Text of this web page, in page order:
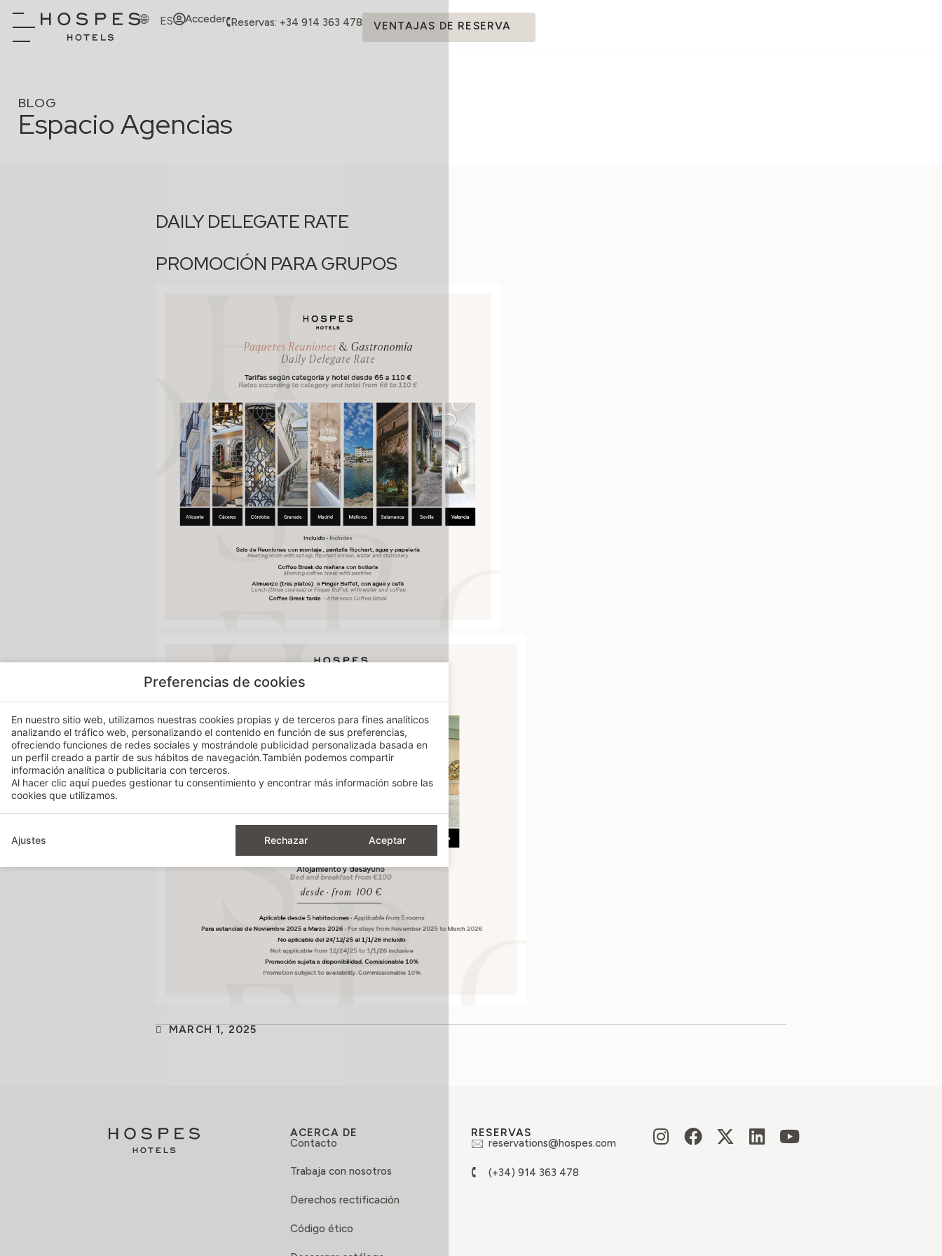
ES Acceder Reservas: +34 914 363 478 VENTAJAS DE RESERVA
BLOG
Espacio Agencias
DAILY DELEGATE RATE
PROMOCIÓN PARA GRUPOS
MARCH 1, 2025
ACERCA DE
Contacto
Trabaja con nosotros
Derechos rectificación
Código ético
RESERVAS
reservations@hospes.com
(+34) 914 363 478
Preferencias de cookies
En nuestro sitio web, utilizamos nuestras cookies propias y de terceros para fines analíticos
analizando el tráfico web, personalizando el contenido en función de sus preferencias,
ofreciendo funciones de redes sociales y mostrándole publicidad personalizada basada en
un perfil creado a partir de sus hábitos de navegación.También podemos compartir
información analítica o publicitaria con terceros.
Al hacer clic aquípuedes gestionar tu consentimiento y encontrar más información sobre las
cookies que utilizamos.
Ajustes Rechazar Aceptar